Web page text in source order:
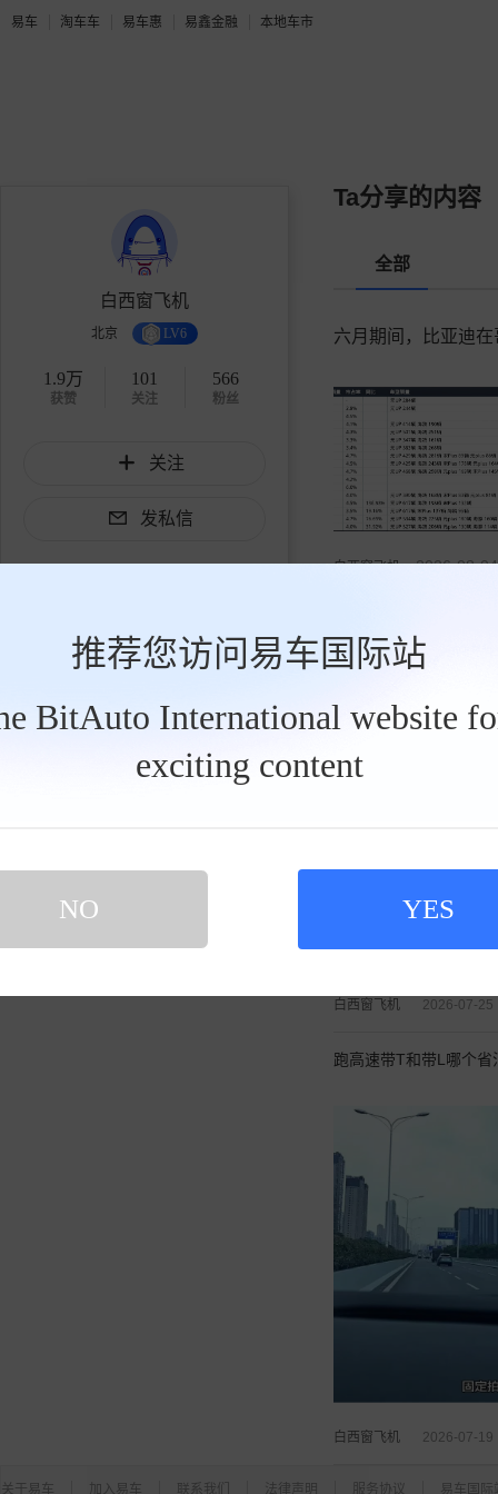
易车 淘车车 易车惠 易鑫金融 本地车市
推荐您访问易车国际站
BitAuto International website
exciting content
NO YES
白西窗飞机
北京 LV6
1.9万
获赞
101
关注
566
粉丝
关注
发私信
买新车 上易车
扫码下载易车APP
Ta分享的内容
全部
六月期间，比亚迪
白西窗飞机 2026-08-04
白西窗飞机 2026-07-25
跑高速带T和带L哪个
白西窗飞机 2026-07-19
关于易车 加入易车 联系我们 法律声明 服务协议 易车国际